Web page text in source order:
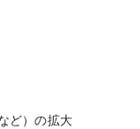
ど）の拡大